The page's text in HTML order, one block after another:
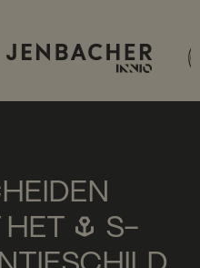
HET
S-